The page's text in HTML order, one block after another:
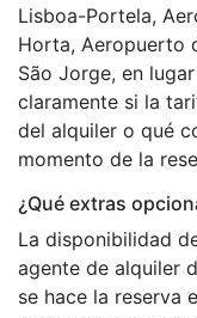
Lisboa-Portela,
Horta, Aeropuerto
São Jorge, en
claramente si la
del alquiler o qué
momento de la
¿Qué extras
La disponibilidad
agente de alquiler
se hace la reserva